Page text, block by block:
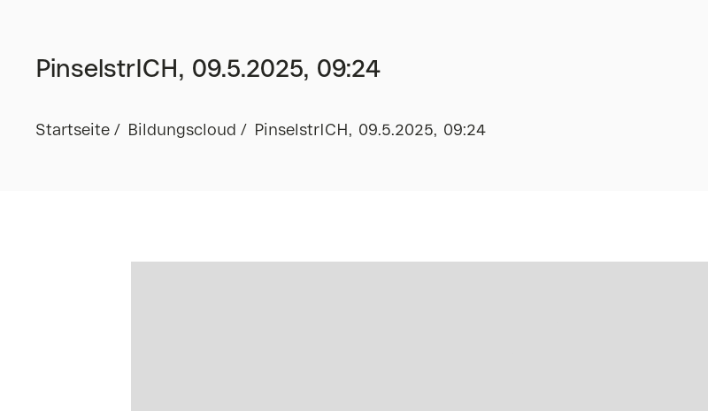
PinselstrICH, 09.5.2025, 09:24
Startseite Bildungscloud PinselstrICH, 09.5.2025, 09:24